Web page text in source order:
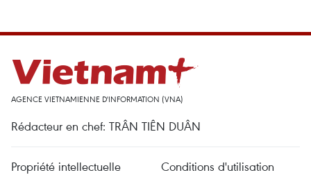
AGENCE VIETNAMIENNE D'INFORMATION (VNA)
Rédacteur en chef: TRÂN TIÊN DUÂN
Propriété intellectuelle
Conditions d'utilisation